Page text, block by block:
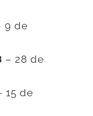
9 de
– 28 de
15 de